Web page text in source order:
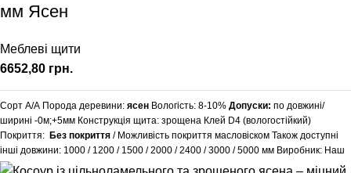
мм Ясен
Меблеві щити
грн.
Сорт А/А Порода деревини: ясен Вологість: 8-10% Допуски: по довжині/
ширині -0м;+5мм Конструкція щита: зрощена Клей D4 (вологостійкий)
Покриття: Без покриття / Можливість покриття масловіском Також доступні
інші довжини: 1000 / 1200 / 1500 /2000 /2400 /3000 /5000 мм Виробник: Наш
Ліс Обробка поверхні: калібрована, шліфована Додаткові послуги: зняття